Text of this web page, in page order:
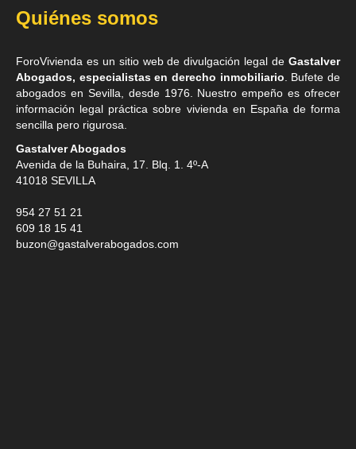
Quiénes somos
ForoVivienda es un sitio web de divulgación legal de Gastalver
Abogados, especialistas en derecho inmobiliario . Bufete de
abogados en Sevilla , desde 1976. Nuestro empeño es ofrecer
información legal práctica sobre vivienda en España de forma
sencilla pero rigurosa.
Gastalver Abogados
Avenida de la Buhaira, 17. Blq. 1. 4º-A
41018 SEVILLA
954 27 51 21
609 18 15 41
buzon@gastalverabogados.com